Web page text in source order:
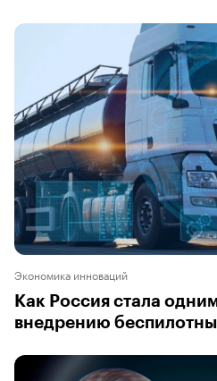
Экономика инноваций
Как Россия стала
внедрению